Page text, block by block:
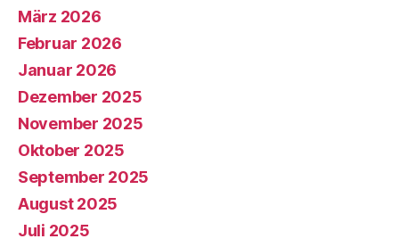
März 2026
Februar 2026
Januar 2026
Dezember 2025
November 2025
Oktober 2025
September 2025
August 2025
Juli 2025